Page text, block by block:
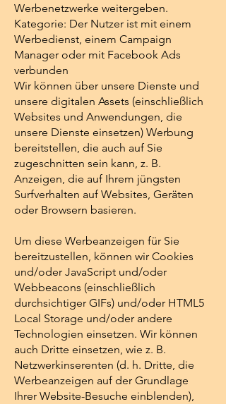
Werbenetzwerke weitergeben.
Kategorie: Der Nutzer ist mit einem
Werbedienst, einem Campaign
Manager oder mit Facebook Ads
verbunden
Wir können über unsere Dienste und
unsere digitalen Assets (einschließlich
Websites und Anwendungen, die
unsere Dienste einsetzen) Werbung
bereitstellen, die auch auf Sie
zugeschnitten sein kann, z. B.
Anzeigen, die auf Ihrem jüngsten
Surfverhalten auf Websites, Geräten
oder Browsern basieren.
Um diese Werbeanzeigen für Sie
bereitzustellen, können wir Cookies
und/oder JavaScript und/oder
Webbeacons (einschließlich
durchsichtiger GIFs) und/oder HTML5
Local Storage und/oder andere
Technologien einsetzen. Wir können
auch Dritte einsetzen, wie z. B.
Netzwerkinserenten (d. h. Dritte, die
Werbeanzeigen auf der Grundlage
Ihrer Website-Besuche einblenden),